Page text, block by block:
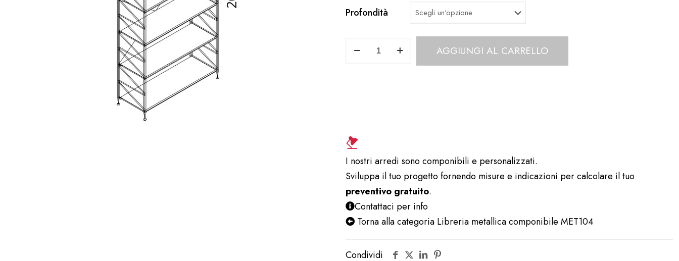
Profondità
Composizione
AGGIUNGI AL CARRELLO
I nostri arredi sono componibili e personalizzati.
Sviluppa il tuo progetto fornendo misure e indicazioni per calcolare il tuo
preventivo gratuito.
Contattaci per info
Torna alla categoria Libreria metallica componibile MET104
Condividi